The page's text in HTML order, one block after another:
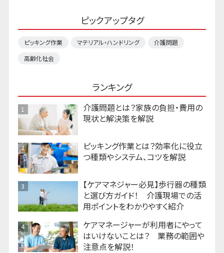
ピックアップタグ
ピッキング作業 マテリアル・ハンドリング
介護問題
高齢化社会
ランキング
1
介護問題とは？家族の負担・費用の
現状と解決策を解説
2
ピッキング作業とは？効率化に役立
つ種類やシステム、コツを解説
3
【ケアマネジャー必見】歩行器の種類
と選び方ガイド！ 介護現場での活
用ポイントをわかりやすく紹介
4
ケアマネージャーが利用者にやって
はいけないことは？ 業務の範囲や
注意点を解説！